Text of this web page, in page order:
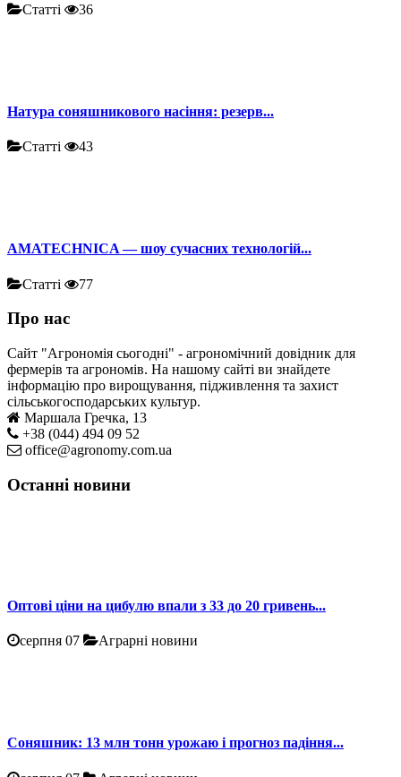
Статті 36
Натура соняшникового насіння: резерв...
Статті 43
AMATECHNICA — шоу сучасних технологій...
Статті 77
Про нас
Сайт "Агрономія сьогодні" - агрономічний довідник для
фермерів та агрономів. На нашому сайті ви знайдете
інформацію про вирощування, підживлення та захист
сільськогосподарських культур.
Маршала Гречка, 13
+38 (044) 494 09 52
office@agronomy.com.ua
Останні новини
Оптові ціни на цибулю впали з 33 до 20 гривень...
серпня 07 Аграрні новини
Соняшник: 13 млн тонн урожаю і прогноз падіння...